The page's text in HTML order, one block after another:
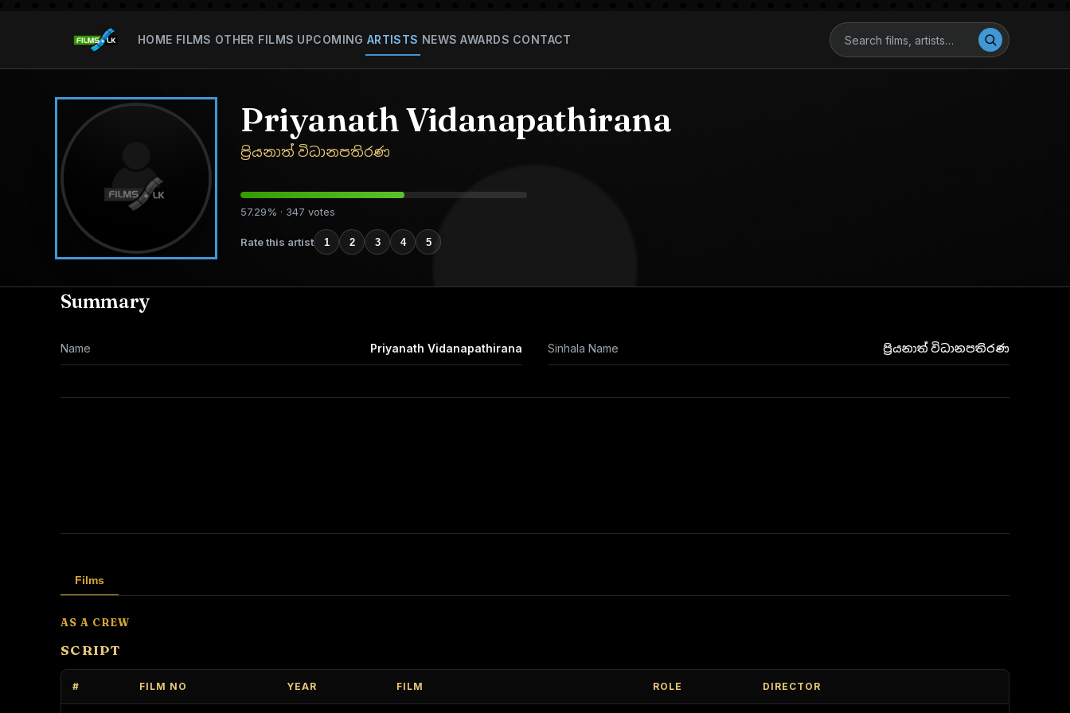
HOME FILMS OTHER FILMS UPCOMING ARTISTS NEWS AWARDS CONTACT
Priyanath Vidanapathirana
ප්‍රියනාත් විධානපතිරණ
57.29% · 347 votes
Rate this artist 1 2 3 4 5
Summary
Name Priyanath Vidanapathirana Sinhala Name ප්‍රියනාත් විධානපතිරණ
Films
AS A CREW
SCRIPT
# FILM NO YEAR FILM ROLE DIRECTOR